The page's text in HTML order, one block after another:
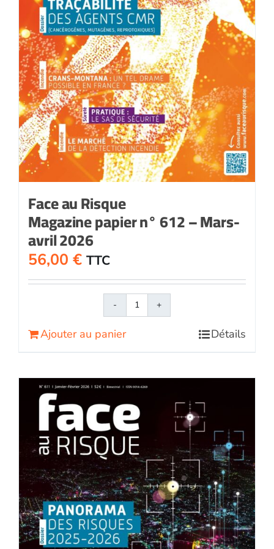
Face au Risque
Magazine papier n° 612 – Mars-
avril 2026
56,00 € TTC
quantité
papier
612
-
Mars-
avril
2026
Ajouter au panier Détails